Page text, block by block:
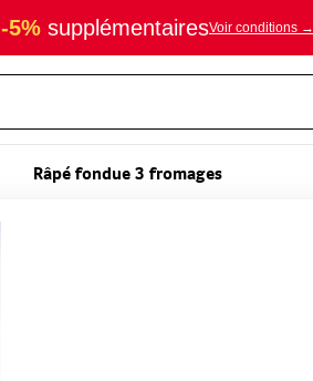
-5% supplémentairesVoir conditions →
Râpé fondue 3 fromages